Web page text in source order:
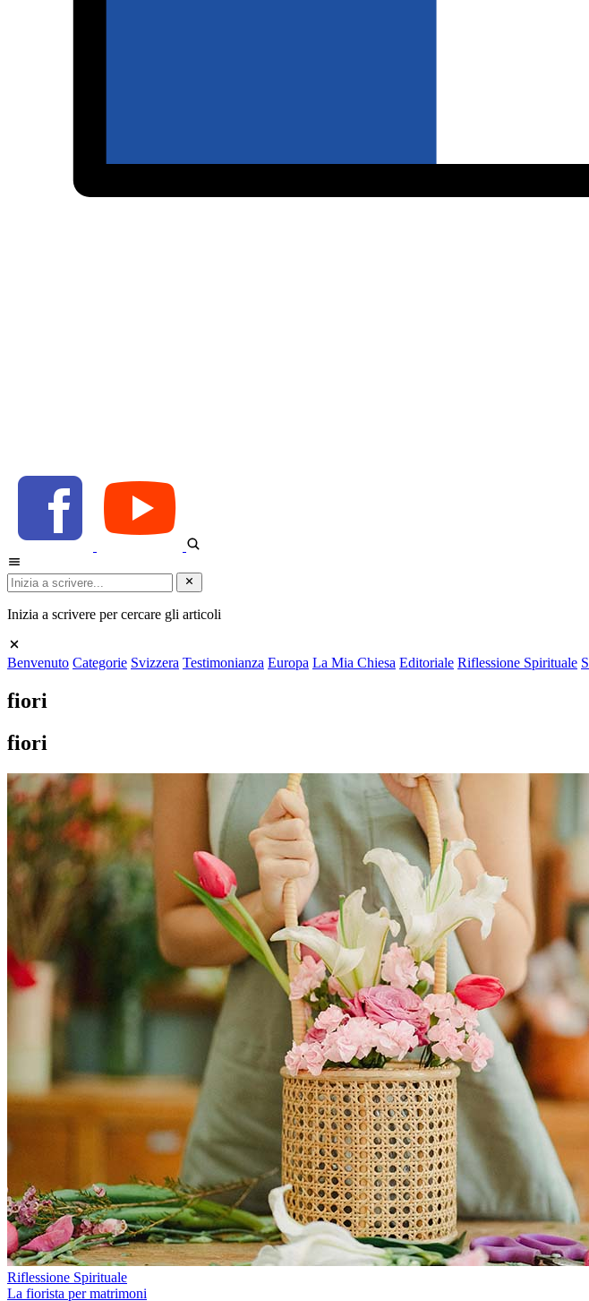
Inizia a scrivere per cercare gli articoli
Benvenuto Categorie Svizzera Testimonianza Europa La Mia Chiesa Editoriale Riflessione Spirituale
fiori
fiori
Riflessione Spirituale
La fiorista per matrimoni